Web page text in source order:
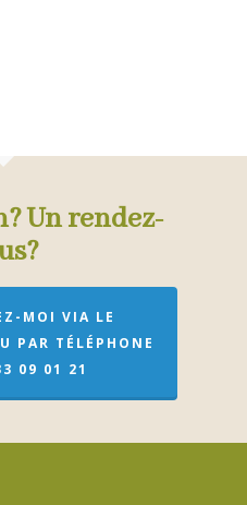
Un rendez-
MOI VIA LE
PAR TÉLÉPHONE
09 01 21